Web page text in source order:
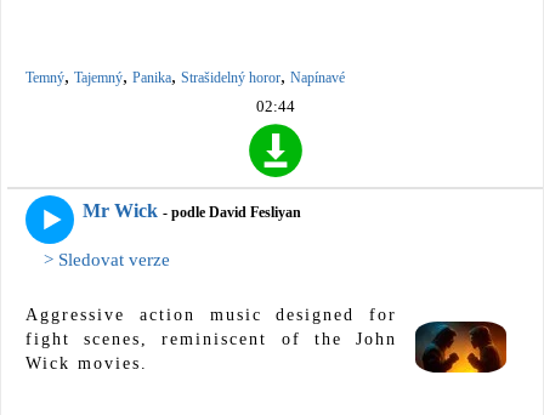
Temný, Tajemný, Panika, Strašidelný horor, Napínavé
02:44
Mr Wick - podle David Fesliyan
> Sledovat verze
Aggressive action music designed for
fight scenes, reminiscent of the John
Wick movies.